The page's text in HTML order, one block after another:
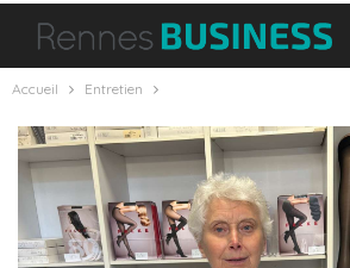
Accueil Entretien